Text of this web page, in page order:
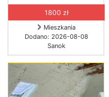
1800 zł
Mieszkania
Dodano: 2026-08-08
Sanok